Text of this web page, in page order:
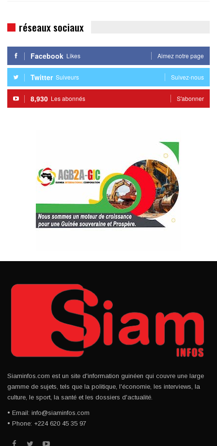
réseaux sociaux
Facebook Likes Aimez notre page
Twitter Suiveurs Suivez-nous
8,930 Les abonnés S'abonner
Siaminfos.com est un site d'information guinéen qui couvre une large
gamme de sujets, tels que la politique, l'économie, les interviews, la
culture, le sport, la santé et les dossiers d'actualité.
• Email: info@siaminfos.com
• Phone: +224 620 45 35 97